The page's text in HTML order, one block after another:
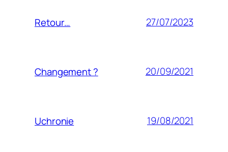
Retour… 27/07/2023
Changement ? 20/09/2021
Uchronie 19/08/2021